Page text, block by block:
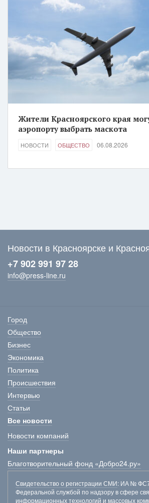
Жители Красноярского края
аэропорту выбрать маскота
НОВОСТИ ОБЩЕСТВО 06.08.2026
Новости в Красноярске и
+7 902 991 97 28
info@press-line.ru
Город
Общество
Бизнес
Экономика
Политика
Происшествия
Интервью
Статьи
Все новости
Новости компаний
Наши партнеры
Благотворительный фонд «Добро24.ру»
Свидетельство о регистрации СМИ: ИА №
Федеральной службой по надзору в сфере
информационных технологий и массовых